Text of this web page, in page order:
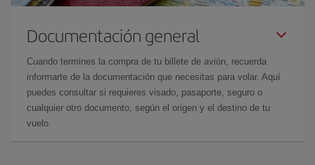
Documentación general
Cuando termines la compra de tu billete de avión, recuerda
informarte de la documentación que necesitas para volar. Aquí
puedes consultar si requieres visado, pasaporte, seguro o
cualquier otro documento, según el origen y el destino de tu
vuelo.